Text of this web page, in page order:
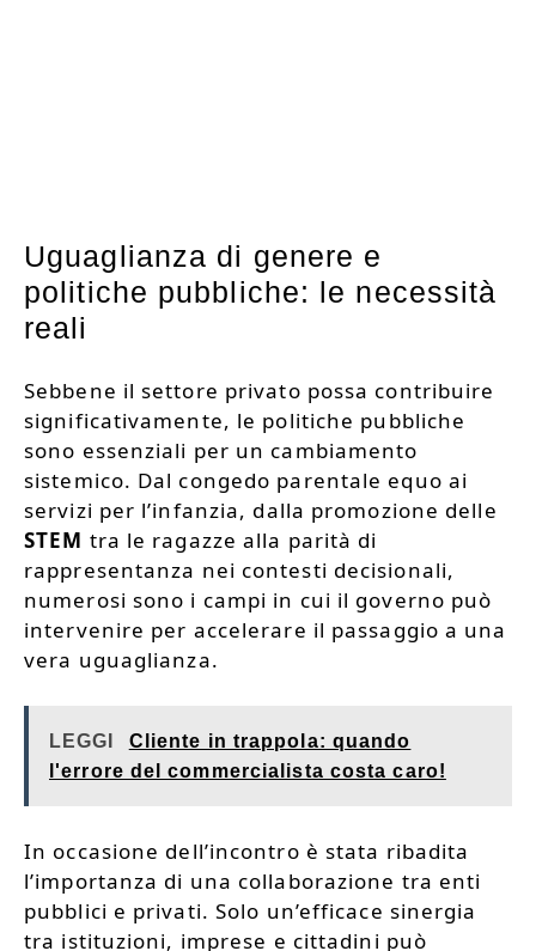
Uguaglianza di genere e
politiche pubbliche: le necessità
reali
Sebbene il settore privato possa contribuire
significativamente, le politiche pubbliche
sono essenziali per un cambiamento
sistemico. Dal congedo parentale equo ai
servizi per l’infanzia, dalla promozione delle
STEM tra le ragazze alla parità di
rappresentanza nei contesti decisionali,
numerosi sono i campi in cui il governo può
intervenire per accelerare il passaggio a una
vera uguaglianza.
LEGGI
Cliente in trappola: quando
l'errore del commercialista costa caro!
In occasione dell’incontro è stata ribadita
l’importanza di una collaborazione tra enti
pubblici e privati. Solo un’efficace sinergia
tra istituzioni, imprese e cittadini può